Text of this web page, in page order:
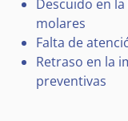
Descuido en
molares
Falta de
Retraso en la
preventivas